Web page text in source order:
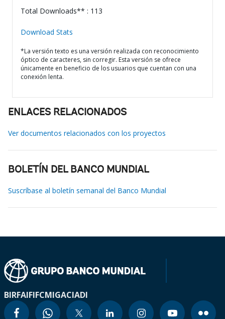
Total Downloads** : 113
Download Stats
*La versión texto es una versión realizada con reconocimiento
óptico de caracteres, sin corregir. Esta versión se ofrece
únicamente en beneficio de los usuarios que cuentan con una
conexión lenta.
ENLACES RELACIONADOS
Ver documentos relacionados con los proyectos
BOLETÍN DEL BANCO MUNDIAL
Suscríbase al boletín semanal del Banco Mundial
BIRFAIFIFCMIGACIADI